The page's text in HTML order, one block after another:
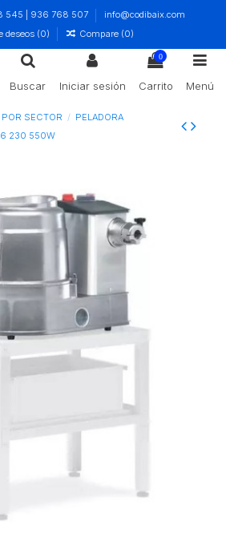
545 | 936 768 507
info@codibaix.com
deseos (0) Compare (0)
Buscar Iniciar sesión
0
Carrito Menú
POR SECTOR
PELADORA
6 230 550W